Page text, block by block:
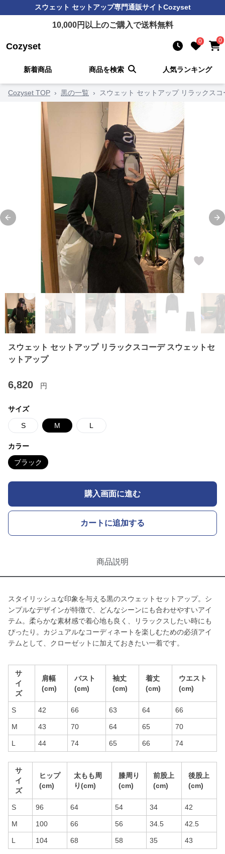
スウェット セットアップ専門通販サイトCozyset
10,000円以上のご購入で送料無料
Cozyset 0 0
新着商品 商品を検索 人気ランキング
Cozyset TOP › 黒の一覧 › スウェット セットアップ リラックス
Previous slide
スウェット セットアップ リラックスコーデ スウェットセ
ットアップ
6,820 円
サイズ
S M L
カラー
ブラック
購入画面に進む
カートに追加する
商品説明
スタイリッシュな印象を与える黒のスウェットセットアップ。シ
ンプルなデザインが特徴で、どんなシーンにも合わせやすいアイ
テム。柔らかな素材感で着心地も良く、リラックスしたい時にも
ぴったり。カジュアルなコーディネートを楽しむための必須アイ
テムとして、クローゼットに加えておきたい一着です。
サ
イ
ズ
肩幅
(cm)
バスト
(cm)
袖丈
(cm)
着丈
(cm)
ウエスト
(cm)
S 42 66 63 64 66
M 43 70 64 65 70
L 44 74 65 66 74
サ
イ
ズ
ヒップ
(cm)
太もも周
り(cm)
膝周り
(cm)
前股上
(cm)
後股上
(cm)
S 96 64 54 34 42
M 100 66 56 34.5 42.5
L 104 68 58 35 43